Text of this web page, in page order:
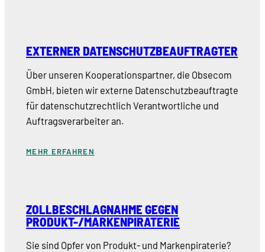
EXTERNER DATENSCHUTZBEAUFTRAGTER
Über unseren Kooperationspartner, die Obsecom
GmbH, bieten wir externe Datenschutzbeauftragte
für datenschutzrechtlich Verantwortliche und
Auftragsverarbeiter an.
MEHR ERFAHREN
ZOLLBESCHLAGNAHME GEGEN
PRODUKT-/MARKENPIRATERIE
Sie sind Opfer von Produkt- und Markenpiraterie?